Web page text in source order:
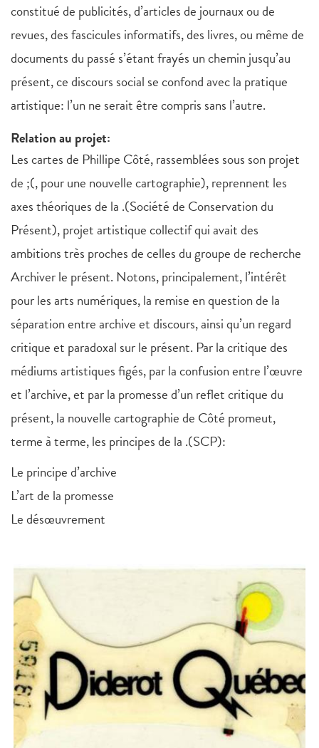
constitué de publicités, d’articles de journaux ou de
revues, des fascicules informatifs, des livres, ou même de
documents du passé s’étant frayés un chemin jusqu’au
présent, ce discours social se confond avec la pratique
artistique: l’un ne serait être compris sans l’autre.
Relation au projet:
Les cartes de Phillipe Côté, rassemblées sous son projet
de ;(, pour une nouvelle cartographie), reprennent les
axes théoriques de la .(Société de Conservation du
Présent), projet artistique collectif qui avait des
ambitions très proches de celles du groupe de recherche
Archiver le présent. Notons, principalement, l’intérêt
pour les arts numériques, la remise en question de la
séparation entre archive et discours, ainsi qu’un regard
critique et paradoxal sur le présent. Par la critique des
médiums artistiques figés, par la confusion entre l’œuvre
et l’archive, et par la promesse d’un reflet critique du
présent, la nouvelle cartographie de Côté promeut,
terme à terme, les principes de la .(SCP):
Le principe d’archive
L’art de la promesse
Le désœuvrement